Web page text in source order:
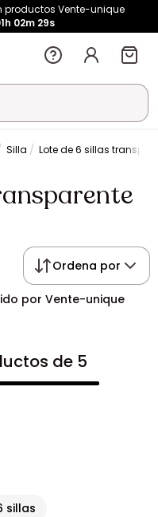
productos Vente-unique
02m 29s
Silla Lote de 6 sillas
Ordena por
por Vente-unique
de 5
sillas